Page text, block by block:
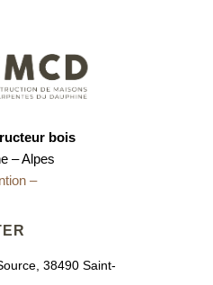
bois
– Alpes
–
38490 Saint-